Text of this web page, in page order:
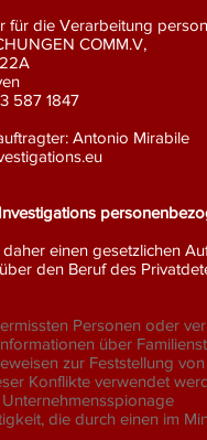
für die Verarbeitung
COMM.V,
587 1847
Antonio Mirabile
einen gesetzlichen
den Beruf des
Personen oder
über
zur Feststellung
Konflikte verwendet
die durch einen im